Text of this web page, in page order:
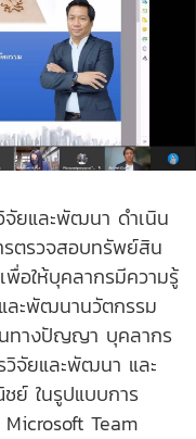
ยและพัฒนา ดำเนิน
รตรวจสอบทรัพย์สิน
อให้บุคลากรมีความรู้
ละพัฒนานวัตกรรม
นทางปัญญา บุคลากร
วิจัยและพัฒนา และ
ชย์ ในรูปแบบการ
Team